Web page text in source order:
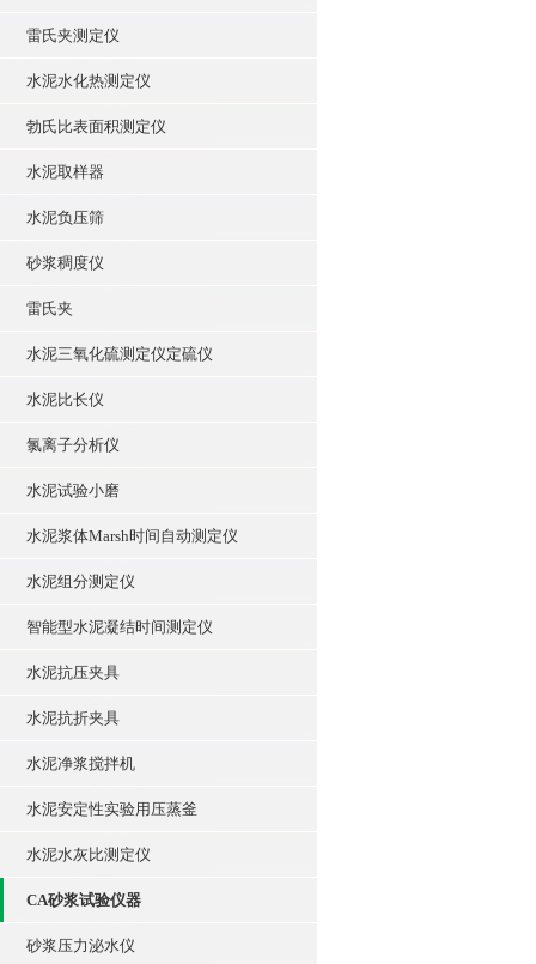
雷氏夹测定仪
水泥水化热测定仪
勃氏比表面积测定仪
水泥取样器
水泥负压筛
砂浆稠度仪
雷氏夹
水泥三氧化硫测定仪定硫仪
水泥比长仪
氯离子分析仪
水泥试验小磨
水泥浆体Marsh时间自动测定仪
水泥组分测定仪
智能型水泥凝结时间测定仪
水泥抗压夹具
水泥抗折夹具
水泥净浆搅拌机
水泥安定性实验用压蒸釜
水泥水灰比测定仪
CA砂浆试验仪器
砂浆压力泌水仪